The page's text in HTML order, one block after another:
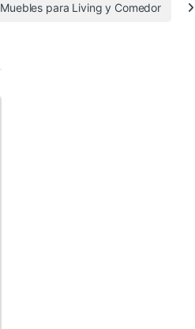
Muebles para Living y Comedor